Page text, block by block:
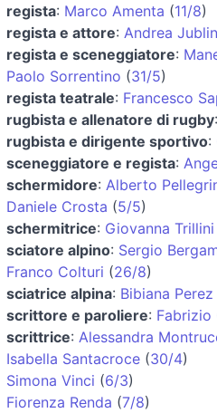
regista: Marco Amenta (11/8)
regista e attore: Andrea Jublin
regista e sceneggiatore:
Paolo Sorrentino (31/5)
regista teatrale: Francesco
rugbista e allenatore di rugby:
rugbista e dirigente sportivo:
sceneggiatore e regista:
schermidore: Alberto
Daniele Crosta (5/5)
schermitrice: Giovanna Trillini
sciatore alpino: Sergio
Franco Colturi (26/8)
sciatrice alpina: Bibiana Perez
scrittore e paroliere: Fabrizio
scrittrice: Alessandra
Isabella Santacroce (30/4)
Simona Vinci (6/3)
Fiorenza Renda (7/8)